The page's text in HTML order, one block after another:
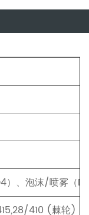
）、泡沫/喷雾（
410 (棘轮)